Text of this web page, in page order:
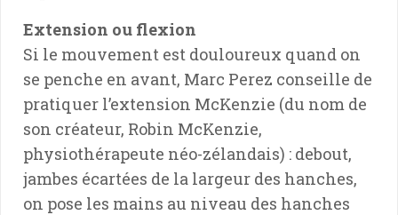
Extension ou flexion
Si le mouvement est douloureux quand on
se penche en avant, Marc Perez conseille de
pratiquer l’extension McKenzie (du nom de
son créateur, Robin McKenzie,
physiothérapeute néo-zélandais) : debout,
jambes écartées de la largeur des hanches,
on pose les mains au niveau des hanches